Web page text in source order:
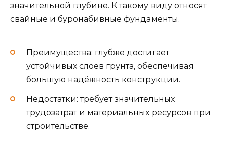
значительной глубине. К такому виду относят
свайные и буронабивные фундаменты.
Преимущества: глубже достигает
устойчивых слоев грунта, обеспечивая
большую надёжность конструкции.
Недостатки: требует значительных
трудозатрат и материальных ресурсов при
строительстве.